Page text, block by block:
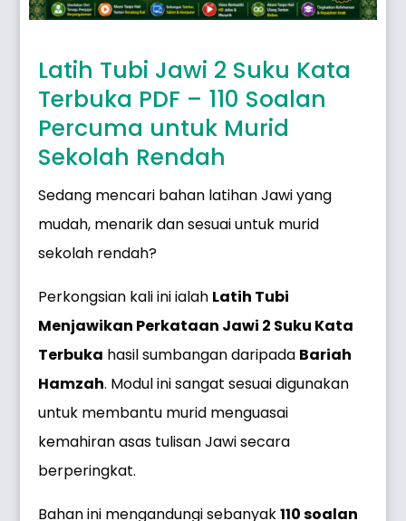
Latih Tubi Jawi 2 Suku Kata
Terbuka PDF – 110 Soalan
Percuma untuk Murid
Sekolah Rendah
Sedang mencari bahan latihan Jawi yang
mudah, menarik dan sesuai untuk murid
sekolah rendah?
Perkongsian kali ini ialah Latih Tubi
Menjawikan Perkataan Jawi 2 Suku Kata
Terbuka hasil sumbangan daripada Bariah
Hamzah. Modul ini sangat sesuai digunakan
untuk membantu murid menguasai
kemahiran asas tulisan Jawi secara
berperingkat.
Bahan ini mengandungi sebanyak110 soalan